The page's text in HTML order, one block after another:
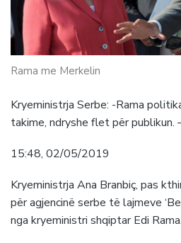
Rama me Merkelin
Kryeministrja Serbe: -Rama
takime, ndryshe flet për publikun.
15:48, 02/05/2019
Kryeministrja Ana Branbiç, pas
për agjencinë serbe të lajmeve
nga kryeministri shqiptar Edi Rama.